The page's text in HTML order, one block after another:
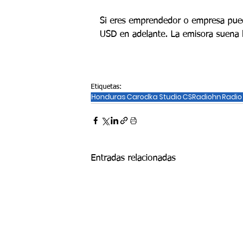
Si eres emprendedor o empresa
USD en adelante. La emisora
Etiquetas:
HondurasCarodka StudioCSRadiohnRadio
Entradas relacionadas